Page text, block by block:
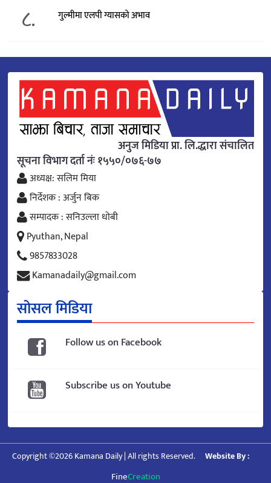
८. गुल्मीमा एलपी ग्यासको अभाव
अनुज मिडिया प्रा. लि.द्धारा संचालित
सूचना विभाग दर्ता नंः १५५०/०७६-७७
अध्यक्ष: सलिम मिया
निर्देशक : अर्जुन बिक
सम्पादक : सनिउल्ला धोबी
Pyuthan, Nepal
9857833028
Kamanadaily@gmail.com
सोसल मिडिया
Follow us on Facebook
Subscribe us on Youtube
Copyright ©2026 Kamana Daily | All rights Reserved. Website By :
FineCreation